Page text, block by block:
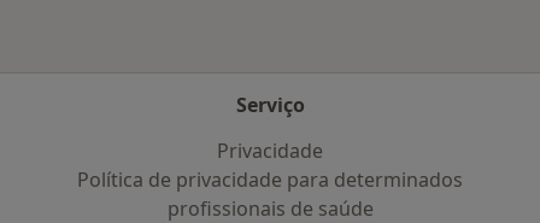
Serviço
Privacidade
Política de privacidade para determinados
profissionais de saúde